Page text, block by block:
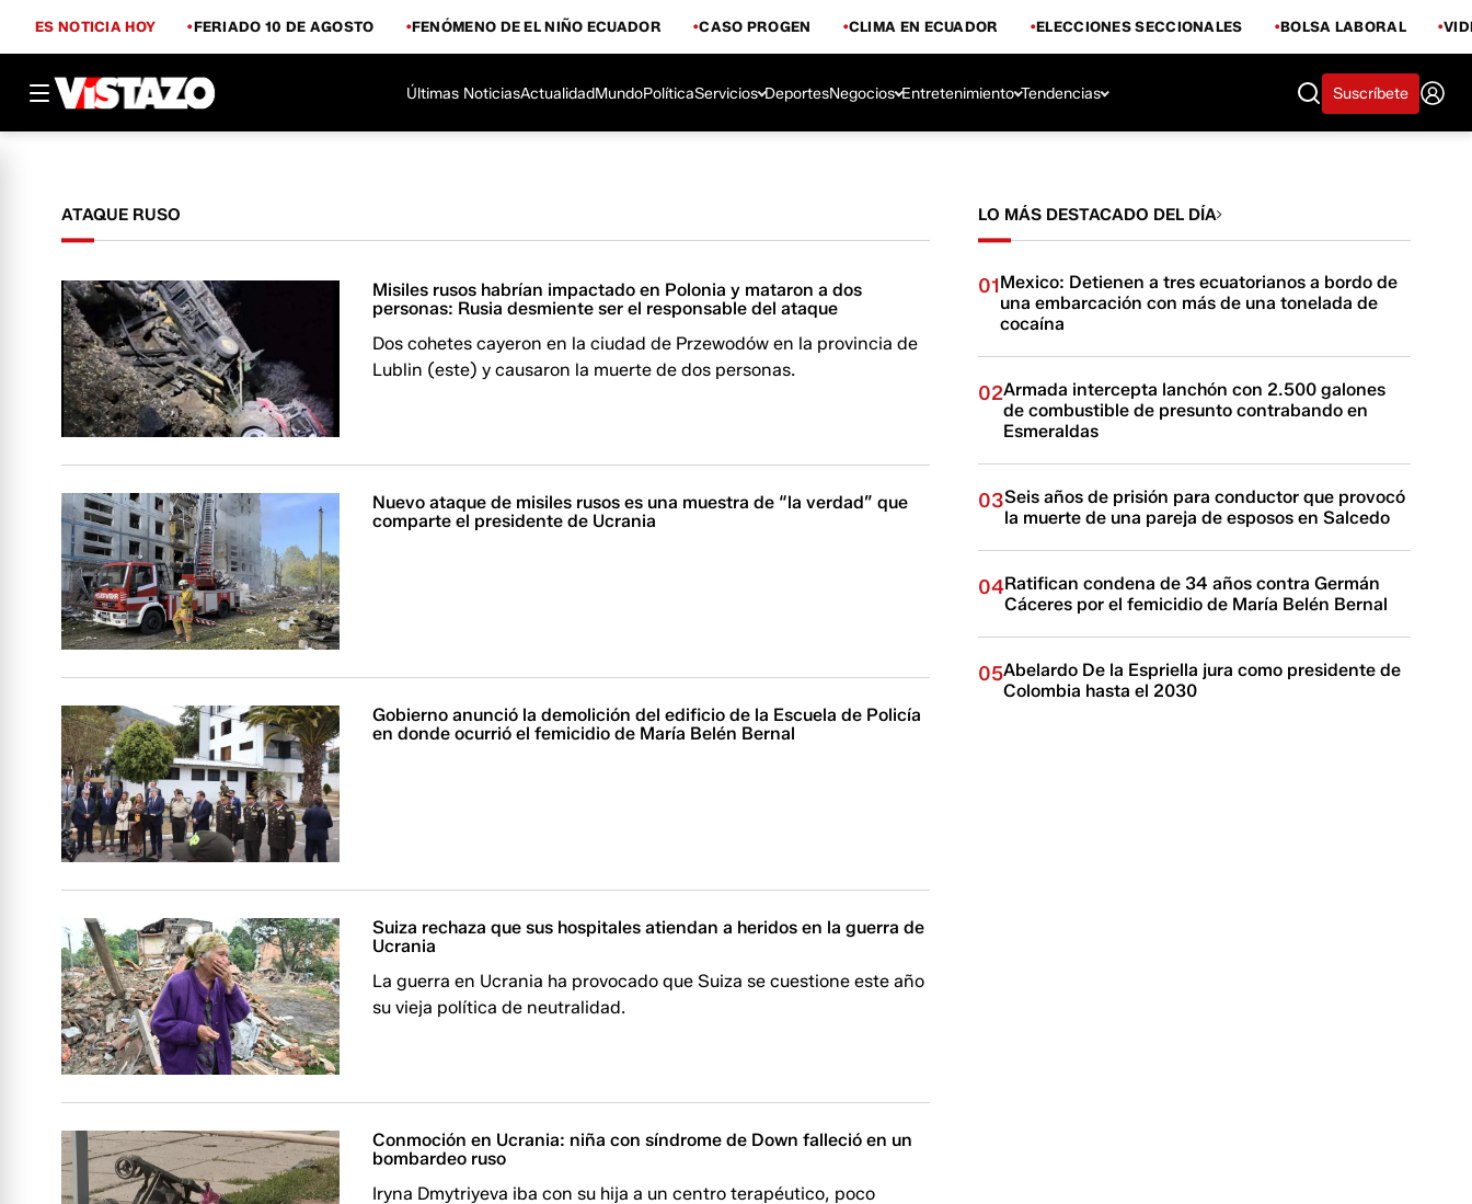
ES NOTICIA HOY FERIADO 10 DE AGOSTO FENÓMENO DE EL NIÑO ECUADOR CASO PROGEN CLIMA EN ECUADOR ELECCIONES SECCIONALES BOLSA LABORAL
Últimas NoticiasActualidadMundoPolíticaServicios DeportesNegocios Entretenimiento Tendencias Suscríbete
ATAQUE RUSO
Misiles rusos habrían impactado en Polonia y mataron a dos
personas: Rusia desmiente ser el responsable del ataque
Dos cohetes cayeron en la ciudad de Przewodów en la provincia de
Lublin (este) y causaron la muerte de dos personas.
Nuevo ataque de misiles rusos es una muestra de “la verdad” que
comparte el presidente de Ucrania
Gobierno anunció la demolición del edificio de la Escuela de Policía
en donde ocurrió el femicidio de María Belén Bernal
Suiza rechaza que sus hospitales atiendan a heridos en la guerra de
Ucrania
La guerra en Ucrania ha provocado que Suiza se cuestione este año
su vieja política de neutralidad.
Conmoción en Ucrania: niña con síndrome de Down falleció en un
bombardeo ruso
Iryna Dmytriyeva iba con su hija a un centro terapéutico, poco
LO MÁS DESTACADO DEL DÍA
01Mexico: Detienen a tres ecuatorianos a bordo de
una embarcación con más de una tonelada de
cocaína
02Armada intercepta lanchón con 2.500 galones
de combustible de presunto contrabando en
Esmeraldas
03Seis años de prisión para conductor que provocó
la muerte de una pareja de esposos en Salcedo
04Ratifican condena de 34 años contra Germán
Cáceres por el femicidio de María Belén Bernal
05Abelardo De la Espriella jura como presidente de
Colombia hasta el 2030